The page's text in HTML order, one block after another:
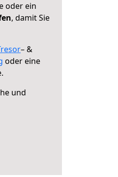
oder ein
, damit Sie
– &
oder eine
und